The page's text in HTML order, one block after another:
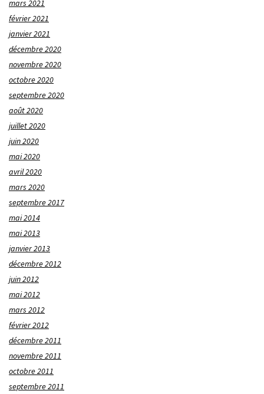
mars 2021
février 2021
janvier 2021
décembre 2020
novembre 2020
octobre 2020
septembre 2020
août 2020
juillet 2020
juin 2020
mai 2020
avril 2020
mars 2020
septembre 2017
mai 2014
mai 2013
janvier 2013
décembre 2012
juin 2012
mai 2012
mars 2012
février 2012
décembre 2011
novembre 2011
octobre 2011
septembre 2011